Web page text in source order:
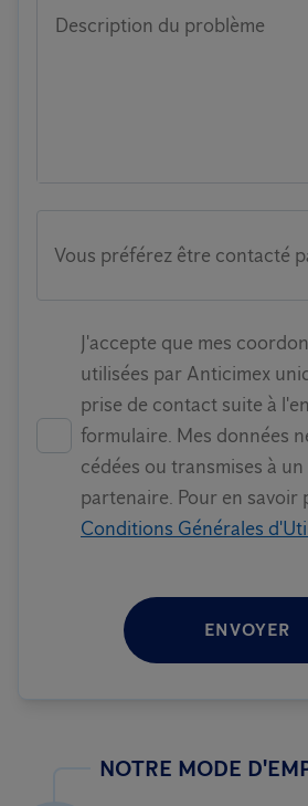
Description du problème
Vous préférez être contacté
J'accepte que mes
utilisées par Anticimex
prise de contact suite à
formulaire. Mes données
cédées ou transmises à
partenaire. Pour en savoir
Conditions Générales
ENVOYER
NOTRE MODE